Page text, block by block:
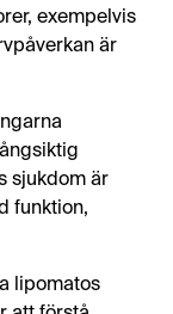
exempelvis
är
sjukdom är
funktion,
lipomatos